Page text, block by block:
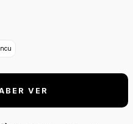
VER